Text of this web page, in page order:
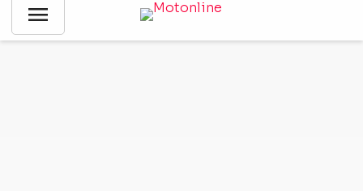
menu
Notícias
Com nova scooter na lista, veja as motos